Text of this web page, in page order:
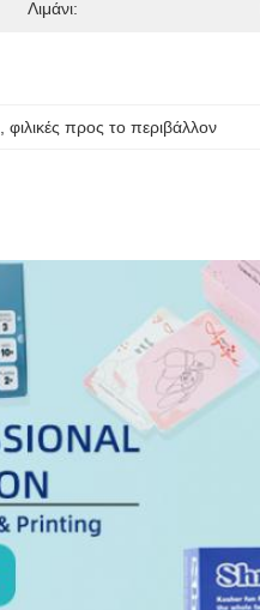
Λιμάνι:
, φιλικές προς το περιβάλλον